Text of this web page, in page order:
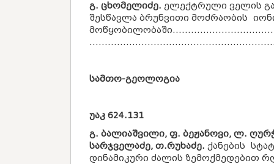
გ. ცხომელიძე. ელექტრული ველის
შესწავლა ბრუნვითი მოძრაობის
სამთო-გეოლოგია
უაკ 624.131
გ. ბალიაშვილი, ფ. ბეჟანოვი, ლ.
სარჯველაძე, თ.რუხაძე. ქანების
დინამიკური ძალის ზემოქმედებით